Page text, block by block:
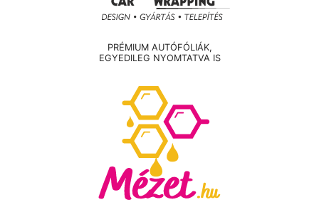
PRÉMIUM AUTÓFÓLIÁK,
EGYEDILEG NYOMTATVA IS